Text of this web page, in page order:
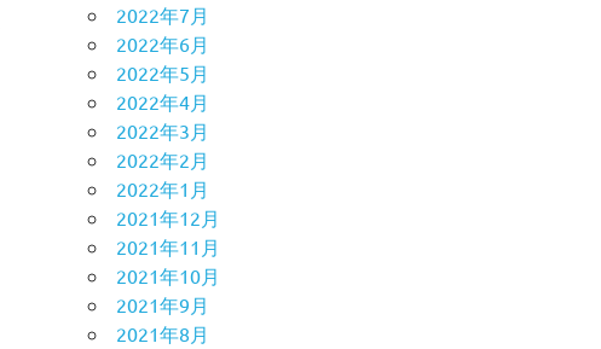
2022年7月
2022年6月
2022年5月
2022年4月
2022年3月
2022年2月
2022年1月
2021年12月
2021年11月
2021年10月
2021年9月
2021年8月